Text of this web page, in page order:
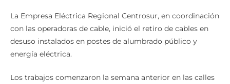
La Empresa Eléctrica Regional Centrosur, en coordinación
con las operadoras de cable, inició el retiro de cables en
desuso instalados en postes de alumbrado público y
energía eléctrica.
Los trabajos comenzaron la semana anterior en las calles